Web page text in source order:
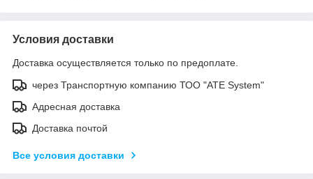
Условия доставки
Доставка осуществляется только по предоплате.
через Транспортную компанию ТОО "ATE System"
Адресная доставка
Доставка почтой
Все условия доставки